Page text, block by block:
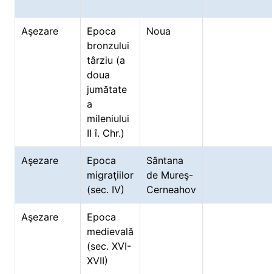
Aşezare
Epoca
bronzului
târziu (a
doua
jumătate
a
mileniului
II î. Chr.)
Noua
Aşezare
Epoca
migraţiilor
(sec. IV)
Sântana
de Mureş-
Cerneahov
Aşezare
Epoca
medievală
(sec. XVI-
XVII)